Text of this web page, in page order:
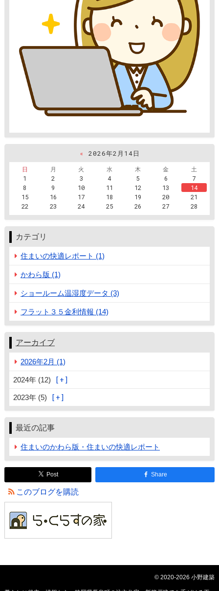
« 2026年2月14日
日
月 火 水 木 金
土
1
2 3 4 5 6
7
8
9 10 11 12 13
14
15
16 17 18 19 20
21
22
23 24 25 26 27 28
カテゴリ
住まいの快適レポート (1)
かわら版 (1)
ショールーム温湿度データ (3)
フラット３５金利情報 (14)
アーカイブ
2026年2月 (1)
2024年 (12)
2023年 (5)
最近の記事
住まいのかわら版・住まいの快適レポート
Post Share
このブログを購読
© 2020-2026 小野建築